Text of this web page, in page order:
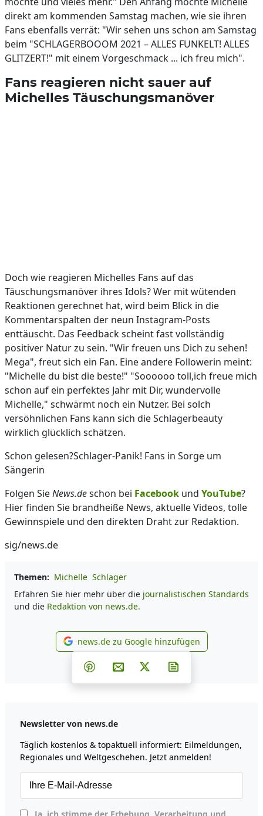
direkt am kommenden Samstag machen, wie sie ihren
Fans ebenfalls verrät: "Wir sehen uns schon am Samstag
beim "SCHLAGERBOOOM 2021 – ALLES FUNKELT! ALLES
GLITZERT!" mit einem Vorgeschmack ... ich freu mich".
Fans reagieren nicht sauer auf
Michelles Täuschungsmanöver
Doch wie reagieren Michelles Fans auf das
Täuschungsmanöver ihres Idols? Wer mit wütenden
Reaktionen gerechnet hat, wird beim Blick in die
Kommentarspalten der neun Instagram-Posts
enttäuscht. Das Feedback scheint fast vollständig
positiver Natur zu sein. "Wir freuen uns Dich zu sehen!
Mega", freut sich ein Fan. Eine andere Followerin meint:
"Michelle du bist die beste!" "Soooooo toll,ich freue mich
schon auf ein perfektes Jahr mit Dir, wundervolle
Michelle," schwärmt noch ein Nutzer. Bei solch
versöhnlichen Fans kann sich die Schlagerbeauty
wirklich glücklich schätzen.
Schon gelesen?Schlager-Panik! Fans in Sorge um
Sängerin
Folgen SieNews.deschon bei Facebook und YouTube?
Hier finden Sie brandheiße News, aktuelle Videos, tolle
Gewinnspiele und den direkten Draht zur Redaktion.
sig/news.de
Themen: Michelle Schlager
Erfahren Sie hier mehr über die journalistischen Standards
und die Redaktion von news.de.
news.de zu Google
news.de zu Google hinzufügen
Teilen auf Facebook
Teilen auf Whatsapp
Teilen auf Telegram
Teilen auf Pinterest
Per E-Mail teilen
Post auf X
Newsletter von news.de
Täglich kostenlos & topaktuell informiert: Eilmeldungen,
Regionales und Weltgeschehen. Jetzt anmelden!